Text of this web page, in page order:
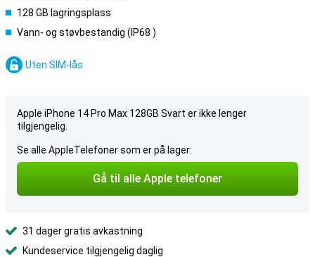
128 GB lagringsplass
Vann- og støvbestandig (IP68 )
Uten SIM-lås
Apple iPhone 14 Pro Max 128GB Svart er ikke lenger
tilgjengelig.
Se alle AppleTelefoner som er på lager:
Gå til alle Apple telefoner
31 dager gratis avkastning
Kundeservice tilgjengelig daglig